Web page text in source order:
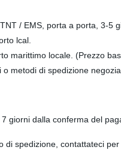
/ EMS, porta a porta, 3-5
lcal.
marittimo locale. (Prezzo
metodi di spedizione
giorni dalla conferma del
di spedizione, contattateci